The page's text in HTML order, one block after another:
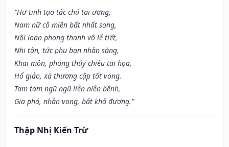
“Hư tinh tạo tác chủ tai ương,
Nam nữ cô miên bất nhất song,
Nội loạn phong thanh vô lễ tiết,
Nhi tôn, tức phụ bạn nhân sàng,
Khai môn, phóng thủy chiêu tai họa,
Hổ giảo, xà thương cập tốt vong.
Tam tam ngũ ngũ liên niên bệnh,
Gia phá, nhân vong, bất khả đương.”
Thập Nhị Kiến Trừ